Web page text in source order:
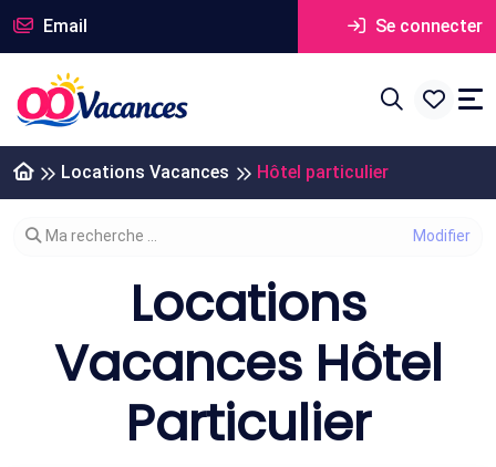
Email Se connecter
Locations Vacances Hôtel particulier
Modifier votre recherche
Ma recherche ...
Locations
Vacances Hôtel
Particulier